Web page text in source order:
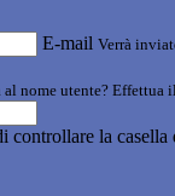
E-mail Verrà
nome utente? Effettua
controllare la casella